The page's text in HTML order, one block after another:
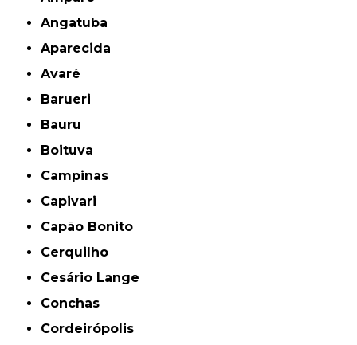
Angatuba
Aparecida
Avaré
Barueri
Bauru
Boituva
Campinas
Capivari
Capão Bonito
Cerquilho
Cesário Lange
Conchas
Cordeirópolis